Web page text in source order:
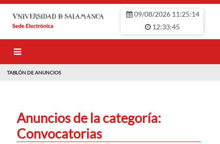
09/08/2026 11:25:15
12:33:45
TABLÓN DE ANUNCIOS
Anuncios de la categoría:
Convocatorias